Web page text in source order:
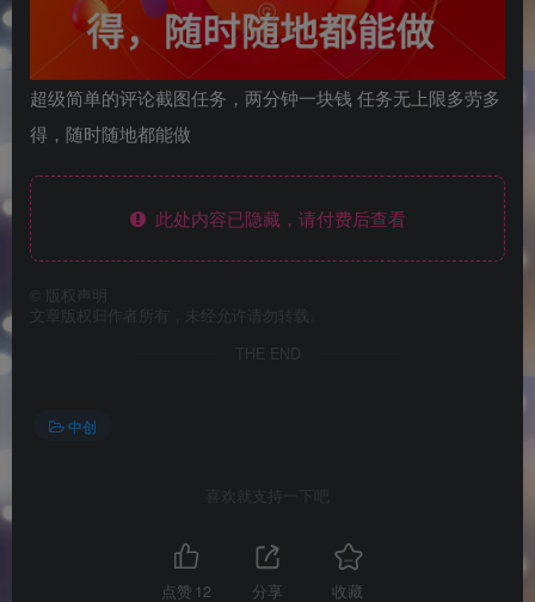
超级简单的评论截图任务，两分钟一块钱 任务无上限多劳多
得，随时随地都能做
此处内容已隐藏，请付费后查看
版权声明
文章版权归作者所有，未经允许请勿转载。
THE END
中创
喜欢就支持一下吧
点赞 12 分享 收藏